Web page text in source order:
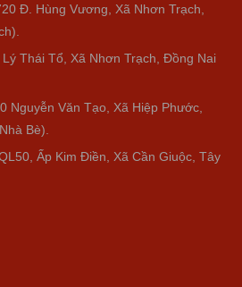
Đ. Hùng Vương, Xã Nhơn Trạch,
Lý Thái Tổ, Xã Nhơn Trạch, Đồng Nai
Nguyễn Văn Tạo, Xã Hiệp Phước,
Bè).
Ấp Kim Điền, Xã Cần Giuộc, Tây